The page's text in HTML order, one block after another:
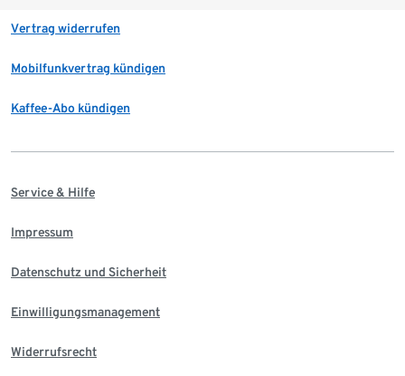
Vertrag widerrufen
Mobilfunkvertrag kündigen
Kaffee-Abo kündigen
Service & Hilfe
Impressum
Datenschutz und Sicherheit
Einwilligungsmanagement
Widerrufsrecht